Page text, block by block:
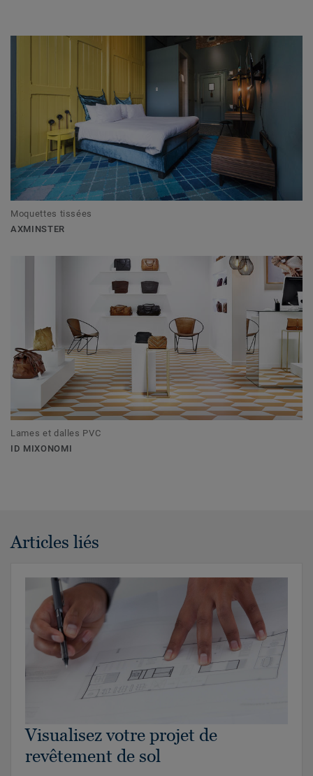
Moquettes tissées
AXMINSTER
Lames et dalles PVC
ID MIXONOMI
Articles liés
Visualisez votre projet de
revêtement de sol